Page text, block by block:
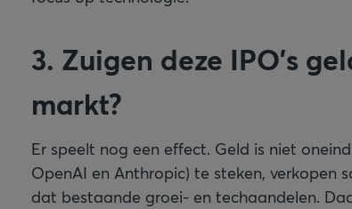
3. Zuigen deze IPO's
markt?
Er speelt nog een effect. Geld is niet
OpenAI en Anthropic) te steken, verkopen
dat bestaande groei- en techaandelen.